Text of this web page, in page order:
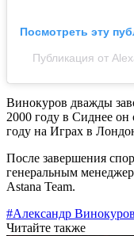
Посмотреть эту
Публикация от
Винокуров дважды
2000 году в Сиднее он
году на Играх в
После завершения
генеральным
Astana Team.
#Александр Винокуров
Читайте также